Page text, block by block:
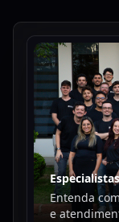
Entenda
e